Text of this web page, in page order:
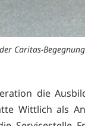
Caritas-
die
Wittlich als